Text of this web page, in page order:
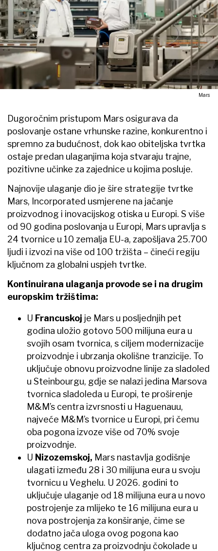
Mars
Dugoročnim pristupom Mars osigurava da
poslovanje ostane vrhunske razine, konkurentno i
spremno za budućnost, dok kao obiteljska tvrtka
ostaje predan ulaganjima koja stvaraju trajne,
pozitivne učinke za zajednice u kojima posluje.
Najnovije ulaganje dio je šire strategije tvrtke
Mars, Incorporated usmjerene na jačanje
proizvodnog i inovacijskog otiska u Europi. S više
od 90 godina poslovanja u Europi, Mars upravlja s
24 tvornice u 10 zemalja EU-a, zapošljava 25.700
ljudi i izvozi na više od 100 tržišta – čineći regiju
ključnom za globalni uspjeh tvrtke.
Kontinuirana ulaganja provode se i na drugim
europskim tržištima:
U Francuskoj je Mars u posljednjih pet
godina uložio gotovo 500 milijuna eura u
svojih osam tvornica, s ciljem modernizacije
proizvodnje i ubrzanja okolišne tranzicije. To
uključuje obnovu proizvodne linije za sladoled
u Steinbourgu, gdje se nalazi jedina Marsova
tvornica sladoleda u Europi, te proširenje
M&M’s centra izvrsnosti u Haguenauu,
najveće M&M’s tvornice u Europi, pri čemu
oba pogona izvoze više od 70% svoje
proizvodnje.
U Nizozemskoj, Mars nastavlja godišnje
ulagati između 28 i 30 milijuna eura u svoju
tvornicu u Veghelu. U 2026. godini to
uključuje ulaganje od 18 milijuna eura u novo
postrojenje za mlijeko te 16 milijuna eura u
nova postrojenja za konširanje, čime se
dodatno jača uloga ovog pogona kao
ključnog centra za proizvodnju čokolade u